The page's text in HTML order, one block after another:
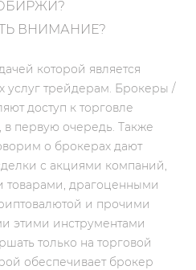
ВНИМАНИЕ?
которой является
услуг трейдерам. Брокеры /
доступ к торговле
в первую очередь. Также
о брокерах дают
с акциями компаний,
драгоценными
и прочими
этими инструментами
только на торговой
обеспечивает брокер